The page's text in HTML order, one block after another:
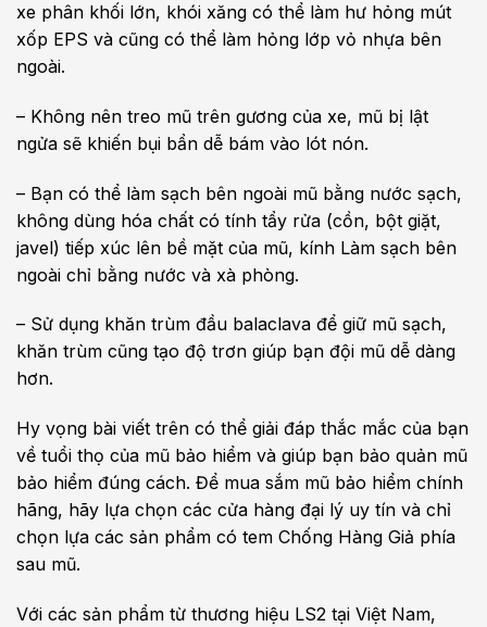
xe phân khối lớn, khói xăng có thể làm hư hỏng mút
xốp EPS và cũng có thể làm hỏng lớp vỏ nhựa bên
ngoài.
– Không nên treo mũ trên gương của xe, mũ bị lật
ngửa sẽ khiến bụi bẩn dễ bám vào lót nón.
– Bạn có thể làm sạch bên ngoài mũ bằng nước sạch,
không dùng hóa chất có tính tẩy rửa (cồn, bột giặt,
javel) tiếp xúc lên bề mặt của mũ, kính Làm sạch bên
ngoài chỉ bằng nước và xà phòng.
– Sử dụng khăn trùm đầu balaclava để giữ mũ sạch,
khăn trùm cũng tạo độ trơn giúp bạn đội mũ dễ dàng
hơn.
Hy vọng bài viết trên có thể giải đáp thắc mắc của bạn
về tuổi thọ của mũ bảo hiểm và giúp bạn bảo quản mũ
bảo hiểm đúng cách. Để mua sắm mũ bảo hiểm chính
hãng, hãy lựa chọn các cửa hàng đại lý uy tín và chỉ
chọn lựa các sản phẩm có tem Chống Hàng Giả phía
sau mũ.
Với các sản phẩm từ thương hiệu LS2 tại Việt Nam,